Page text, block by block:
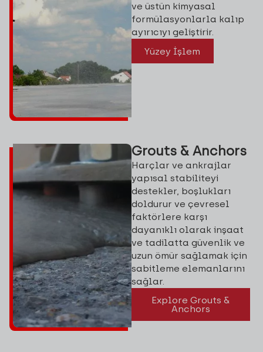
ve üstün kimyasal
formülasyonlarla kalıp
ayırıcıyı geliştirir.
Yüzey İşlem
Grouts & Anchors
Harçlar ve ankrajlar
yapısal stabiliteyi
destekler, boşlukları
doldurur ve çevresel
faktörlere karşı
dayanıklı olarak inşaat
ve tadilatta güvenlik ve
uzun ömür sağlamak için
sabitleme elemanlarını
sağlar.
Explore Grouts &
Anchors